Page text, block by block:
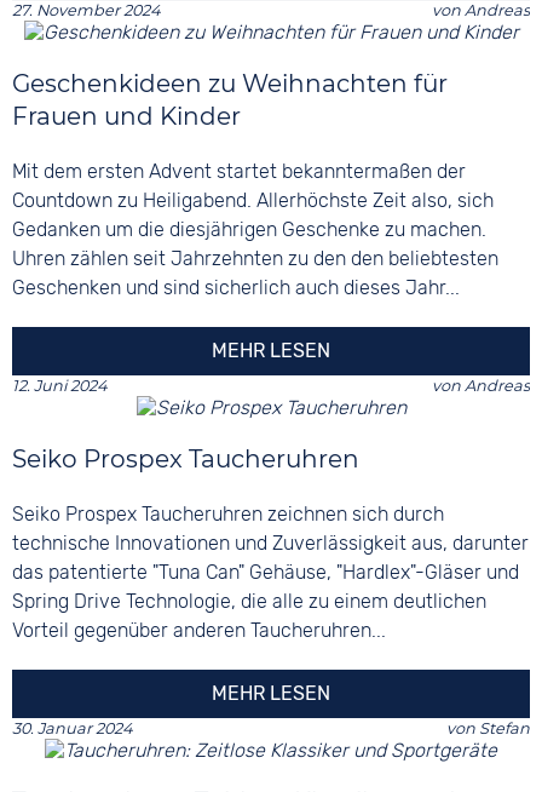
27. November 2024 von Andreas
Geschenkideen zu Weihnachten für
Frauen und Kinder
Mit dem ersten Advent startet bekanntermaßen der
Countdown zu Heiligabend. Allerhöchste Zeit also, sich
Gedanken um die diesjährigen Geschenke zu machen.
Uhren zählen seit Jahrzehnten zu den den beliebtesten
Geschenken und sind sicherlich auch dieses Jahr...
MEHR LESEN
12. Juni 2024 von Andreas
Seiko Prospex Taucheruhren
Seiko Prospex Taucheruhren zeichnen sich durch
technische Innovationen und Zuverlässigkeit aus, darunter
das patentierte "Tuna Can" Gehäuse, "Hardlex"-Gläser und
Spring Drive Technologie, die alle zu einem deutlichen
Vorteil gegenüber anderen Taucheruhren...
MEHR LESEN
30. Januar 2024 von Stefan